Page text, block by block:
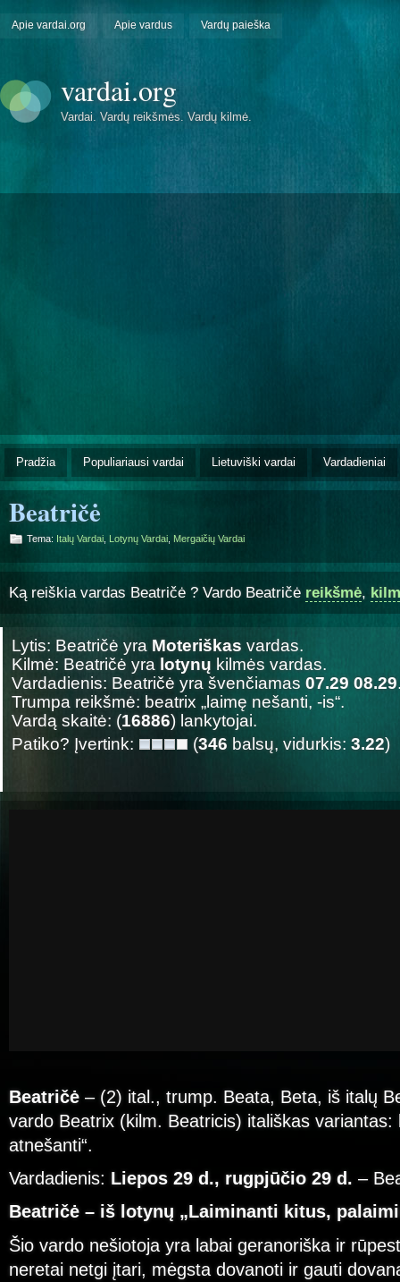
Apie vardai.org Apie vardus Vardų paieška
vardai.org
Vardai. Vardų reikšmės. Vardų kilmė.
Pradžia Populiariausi vardai Lietuviški vardai Vardadieniai
Beatričė
Tema: Italų Vardai Lotynų Vardai Mergaičių Vardai
Ką reiškia vardas Beatričė ? Vardo Beatričė reikšmė,
Lytis: Beatričė yra Moteriškas vardas.
Kilmė: Beatričė yra lotynų kilmės vardas.
Vardadienis: Beatričė yra švenčiamas 07.29 08.29
Trumpa reikšmė: beatrix „laimę nešanti, -is“.
Vardą skaitė: (16886) lankytojai.
Patiko? Įvertink:
(346 balsų, vidurkis: 3.22)
Beatričė – (2) ital., trump. Beata, Beta, iš italų
vardo Beatrix (kilm. Beatricis) itališkas variantas:
atnešanti“.
Vardadienis: Liepos 29 d., rugpjūčio 29 d. –
Beatričė – iš lotynų „Laiminanti kitus,
Šio vardo nešiotoja yra labai geranoriška ir
neretai netgi įtari, mėgsta dovanoti ir gauti